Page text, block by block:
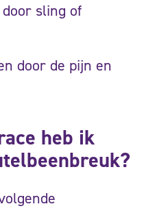
sling of
door de pijn en
heb ik